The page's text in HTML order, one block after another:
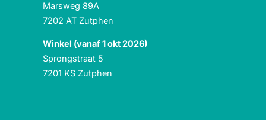
Marsweg 89A
7202 AT Zutphen
Winkel (vanaf 1 okt 2026)
Sprongstraat 5
7201 KS Zutphen